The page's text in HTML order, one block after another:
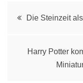
PostDie Steinzeit
Harry Potter